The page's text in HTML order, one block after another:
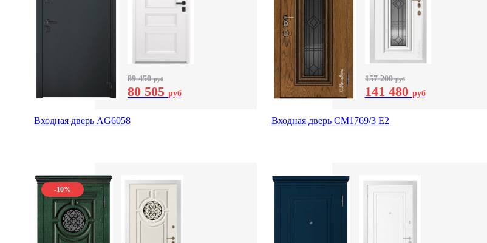
89 450руб
80 505 руб
Входная дверь AG6058
157 200руб
141 480 руб
Входная дверь СМ1769/3 Е2
-10%